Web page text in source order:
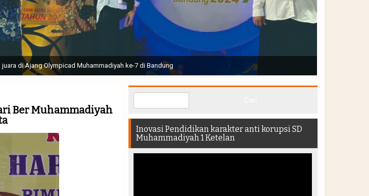
TSPM ) di Stadion Manahan Solo || Ir. H. Joko Widodo selaku Presiden RI membuka Acara Muktamar
seluruh Muktamar dan Muktamirin yang hadir di dalam stadion
Ber Muhammadiyah
Inovasi Pendidikan karakter anti korupsi SD
Muhammadiyah 1 Ketelan